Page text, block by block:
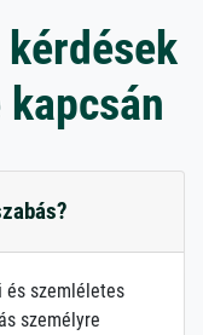
és szemléletes
személyre